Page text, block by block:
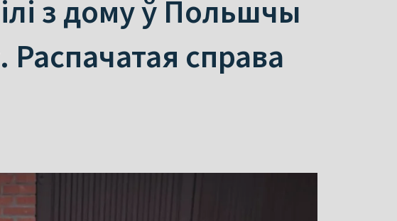
з дому ў Польшчы
справа